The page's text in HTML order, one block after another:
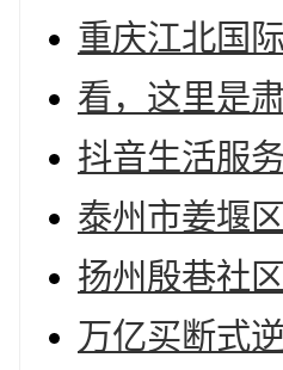
重庆江北国
看，这里是
抖音生活服
泰州市姜堰
扬州殷巷社
万亿买断式